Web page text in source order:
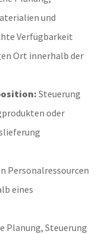
und
Verfügbarkeit
Ort innerhalb der
Steuerung
oder
Personalressourcen
eines
Planung, Steuerung